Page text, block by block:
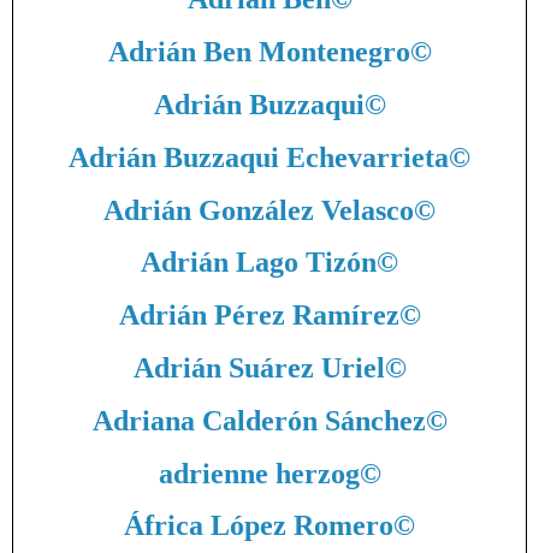
Adrián Ben Montenegro©
Adrián Buzzaqui©
Adrián Buzzaqui Echevarrieta©
Adrián González Velasco©
Adrián Lago Tizón©
Adrián Pérez Ramírez©
Adrián Suárez Uriel©
Adriana Calderón Sánchez©
adrienne herzog©
África López Romero©